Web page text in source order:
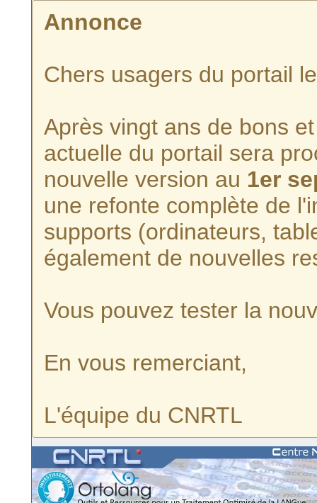
Annonce
Chers usagers du portail
Après vingt ans de bons
actuelle du portail sera
nouvelle version au 1er
une refonte complète de
supports (ordinateurs,
également de nouvelles
Vous pouvez tester la
En vous remerciant,
L'équipe du CNRTL